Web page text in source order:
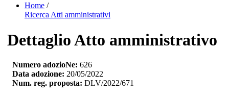
Home /
Ricerca Atti amministrativi
Dettaglio Atto amministrativo
Numero adozioNe: 626
Data adozione: 20/05/2022
Num. reg. proposta: DLV/2022/671